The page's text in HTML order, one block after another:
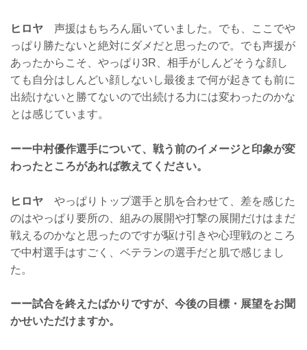
ヒロヤ 声援はもちろん届いていました。でも、ここでや
っぱり勝たないと絶対にダメだと思ったので。でも声援が
あったからこそ、やっぱり3R、相手がしんどそうな顔し
ても自分はしんどい顔しないし最後まで何が起きても前に
出続けないと勝てないので出続ける力には変わったのかな
とは感じています。
ーー中村優作選手について、戦う前のイメージと印象が変
わったところがあれば教えてください。
ヒロヤ やっぱりトップ選手と肌を合わせて、差を感じた
のはやっぱり要所の、組みの展開や打撃の展開だけはまだ
戦えるのかなと思ったのですが駆け引きや心理戦のところ
で中村選手はすごく、ベテランの選手だと肌で感じまし
た。
ーー試合を終えたばかりですが、今後の目標・展望をお聞
かせいただけますか。